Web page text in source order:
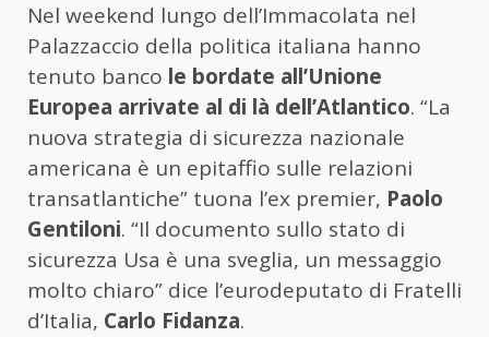
Nel weekend lungo dell’Immacolata nel
Palazzaccio della politica italiana hanno
tenuto banco le bordate all’Unione
Europea arrivate al di là dell’Atlantico. “La
nuova strategia di sicurezza nazionale
americana è un epitaffio sulle relazioni
transatlantiche” tuona l’ex premier, Paolo
Gentiloni. “Il documento sullo stato di
sicurezza Usa è una sveglia, un messaggio
molto chiaro” dice l’eurodeputato di Fratelli
d’Italia, Carlo Fidanza.